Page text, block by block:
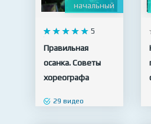
начальный
5
Правильная
осанка. Советы
хореографа
29 видео